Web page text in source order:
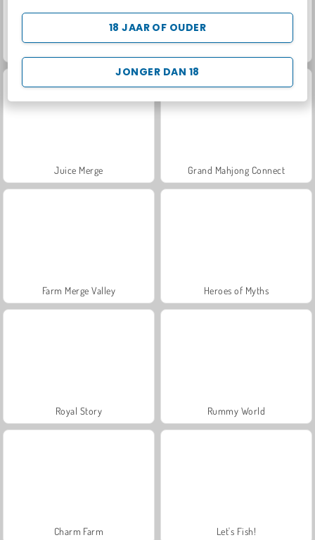
JONGER DAN 18
18 JAAR OF OUDER
Juice Merge Grand Mahjong Connect
Farm Merge Valley Heroes of Myths
Royal Story Rummy World
Charm Farm Let's Fish!